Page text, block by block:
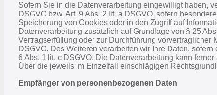
Sofern Sie in die Datenverarbeitung eingewilligt haben,
DSGVO bzw. Art. 9 Abs. 2 lit. a DSGVO, sofern
Speicherung von Cookies oder in den Zugriff auf
Datenverarbeitung zusätzlich auf Grundlage von § 25
Vertragserfüllung oder zur Durchführung vorvertraglicher
DSGVO. Des Weiteren verarbeiten wir Ihre Daten,
6 Abs. 1 lit. c DSGVO. Die Datenverarbeitung kann
Über die jeweils im Einzelfall einschlägigen
Empfänger von personenbezogenen Daten